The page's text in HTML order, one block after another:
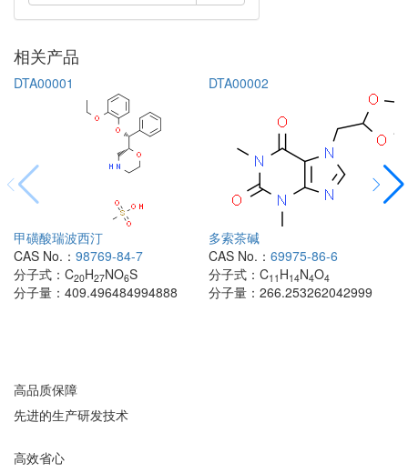
相关产品
DTA00001
甲磺酸瑞波西汀
CAS No.： 98769-84-7
分子式： C20H27NO6S
分子量： 409.496484994888
DTA00002
多索茶碱
CAS No.： 69975-86-6
分子式： C11 H14N4O4
分子量： 266.253262042999
高品质保障
先进的生产研发技术
高效省心